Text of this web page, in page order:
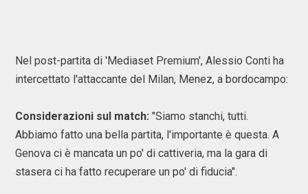
Nel post-partita di 'Mediaset Premium', Alessio Conti ha
intercettato l'attaccante del Milan, Menez, a bordocampo:
Considerazioni sul match: "Siamo stanchi, tutti.
Abbiamo fatto una bella partita, l'importante è questa. A
Genova ci è mancata un po' di cattiveria, ma la gara di
stasera ci ha fatto recuperare un po' di fiducia".